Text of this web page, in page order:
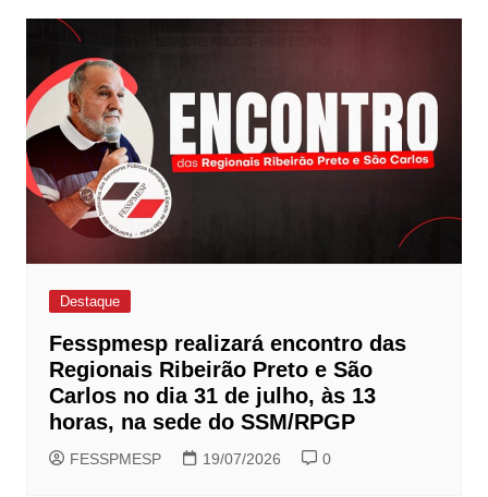
Destaque
Fesspmesp realizará encontro das
Regionais Ribeirão Preto e São
Carlos no dia 31 de julho, às 13
horas, na sede do SSM/RPGP
FESSPMESP 19/07/2026 0